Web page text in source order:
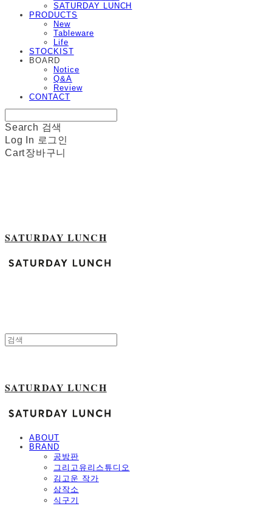
SATURDAY LUNCH
PRODUCTS
New
Tableware
Life
STOCKIST
BOARD
Notice
Q&A
Review
CONTACT
Search 검색
Log In 로그인
Cart장바구니
SATURDAY LUNCH
SATURDAY LUNCH
ABOUT
BRAND
공방판
그리고유리스튜디오
김고운 작가
삼작소
식구기